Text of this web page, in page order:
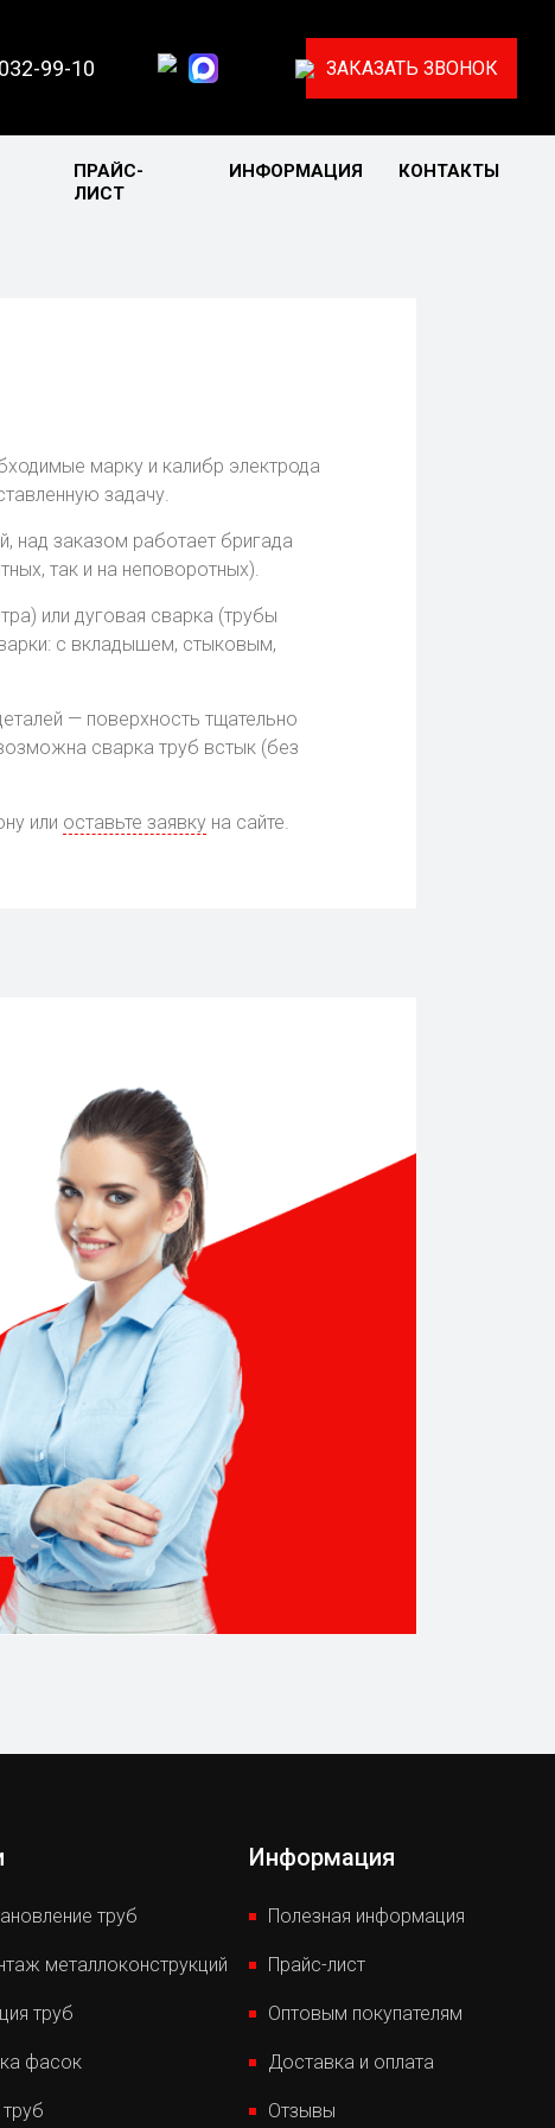
99-10 ЗАКАЗАТЬ ЗВОНОК
ПРАЙС-
ЛИСТ
ИНФОРМАЦИЯ КОНТАКТЫ
марку и калибр электрода
задачу.
над заказом работает бригада
так и на неповоротных).
или дуговая сварка (трубы
с вкладышем, стыковым,
— поверхность тщательно
сварка труб встык (без
или оставьте заявку на сайте.
труб
металлоконструкций
труб
фасок
Информация
Полезная информация
Прайс-лист
Оптовым покупателям
Доставка и оплата
Отзывы